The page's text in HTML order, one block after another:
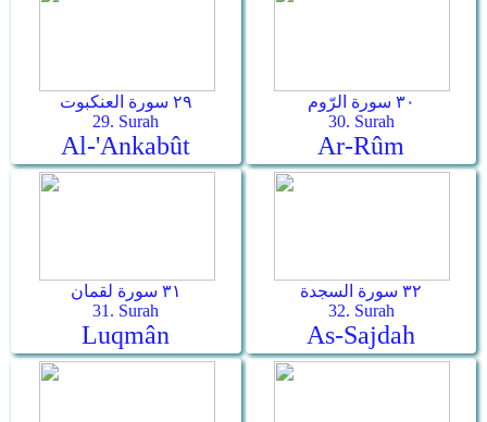
٢٩ سورة العنكبوت
29. Surah
Al-'Ankabût
٣٠ سورة الرّوم
30. Surah
Ar-­Rûm
٣١ سورة لقمان
31. Surah
Luqmân
٣٢ سورة السجدة
32. Surah
As-­Sajdah